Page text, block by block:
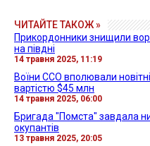
ЧИТАЙТЕ ТАКОЖ »
Прикордонники знищили
на півдні
14 травня 2025, 11:19
Воїни ССО вполювали
вартістю $45 млн
14 травня 2025, 06:00
Бригада "Помста" завдала
окупантів
13 травня 2025, 20:05